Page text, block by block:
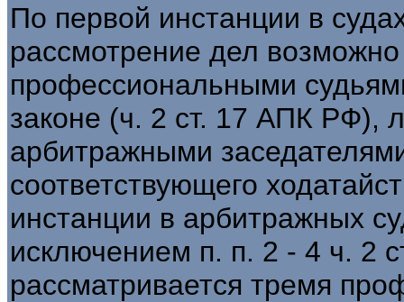
По первой инстанции в
рассмотрение дел
профессиональными
законе (ч. 2 ст. 17 АПК РФ),
арбитражными
соответствующего
инстанции в арбитражных
исключением п. п. 2 - 4 ч. 2
рассматривается тремя